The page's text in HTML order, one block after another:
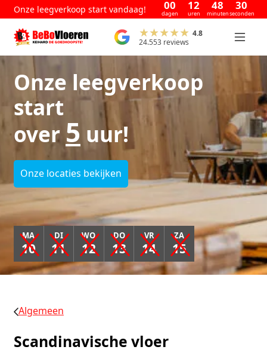
Onze leegverkoop start vandaag! 00
dagen
12
uren
48
minuten
29
seconden
4.8
24.553 reviews
Onze leegverkoop
start
over 5 uur!
Onze locaties bekijken
MA
10
DI
11
WO
12
DO
13
VR
14
ZA
15
Algemeen
Scandinavische vloer